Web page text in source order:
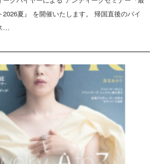
夏』 を開催いたします。 帰国直後のバイ
…